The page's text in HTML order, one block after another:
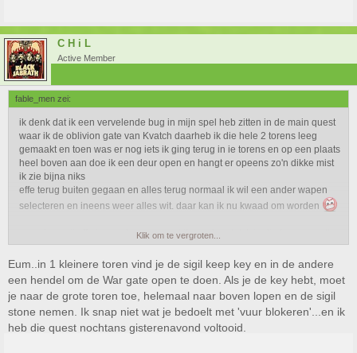
C H i L
Active Member
fable_men zei:
ik denk dat ik een vervelende bug in mijn spel heb zitten in de main quest
waar ik de oblivion gate van Kvatch daarheb ik die hele 2 torens leeg
gemaakt en toen was er nog iets ik ging terug in ie torens en op een plaats
heel boven aan doe ik een deur open en hangt er opeens zo'n dikke mist
ik zie bijna niks
effe terug buiten gegaan en alles terug normaal ik wil een ander wapen
selecteren en ineens weer alles wit. daar kan ik nu kwaad om worden
maar kan mij effe iemand zeggen wat ik moet nadat ik in die torens zo dt
vuur heb laten blokeren door iets te laten in storten *help*
Klik om te vergroten...
Eum..in 1 kleinere toren vind je de sigil keep key en in de andere
een hendel om de War gate open te doen. Als je de key hebt, moet
je naar de grote toren toe, helemaal naar boven lopen en de sigil
stone nemen. Ik snap niet wat je bedoelt met 'vuur blokeren'...en ik
heb die quest nochtans gisterenavond voltooid.